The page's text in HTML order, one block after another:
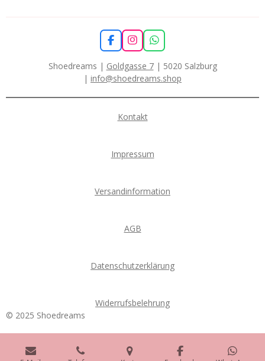
F
a
c
e
b
o
I
n
s
t
a
r
m
W
h
a
t
s
p
Shoedreams | Goldgasse 7| 5020 Salzburg
| info@shoedreams.shop
Kontakt
Impressum
Versandinformation
AGB
Datenschutzerklärung
Widerrufsbelehrung
© 2025 Shoedreams